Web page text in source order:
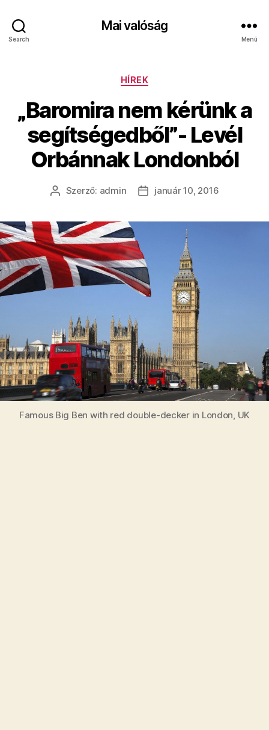
Search
Mai valóság
Menü
Kategóriák
HÍREK
„Baromira nem kérünk a
segítségedből”- Levél
Orbánnak Londonból
Bejegyzés
Szerző: admin
Bejegyzés
január 10, 2016
Famous Big Ben with red double-decker in London, UK